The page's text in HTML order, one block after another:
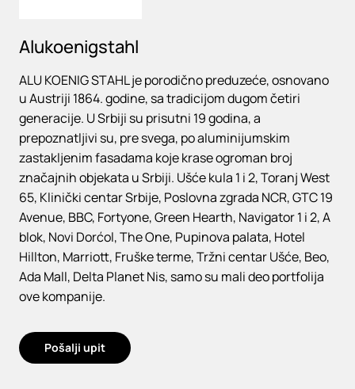
Alukoenigstahl
ALU KOENIG STAHL je porodično preduzeće, osnovano
u Austriji 1864. godine, sa tradicijom dugom četiri
generacije. U Srbiji su prisutni 19 godina, a
prepoznatljivi su, pre svega, po aluminijumskim
zastakljenim fasadama koje krase ogroman broj
značajnih objekata u Srbiji. Ušće kula 1 i 2, Toranj West
65, Klinički centar Srbije, Poslovna zgrada NCR, GTC 19
Avenue, BBC, Fortyone, Green Hearth, Navigator 1 i 2, A
blok, Novi Dorćol, The One, Pupinova palata, Hotel
Hillton, Marriott, Fruške terme, Tržni centar Ušće, Beo,
Ada Mall, Delta Planet Nis, samo su mali deo portfolija
ove kompanije.
Pošalji upit